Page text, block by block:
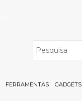
FERRAMENTAS GADGETS